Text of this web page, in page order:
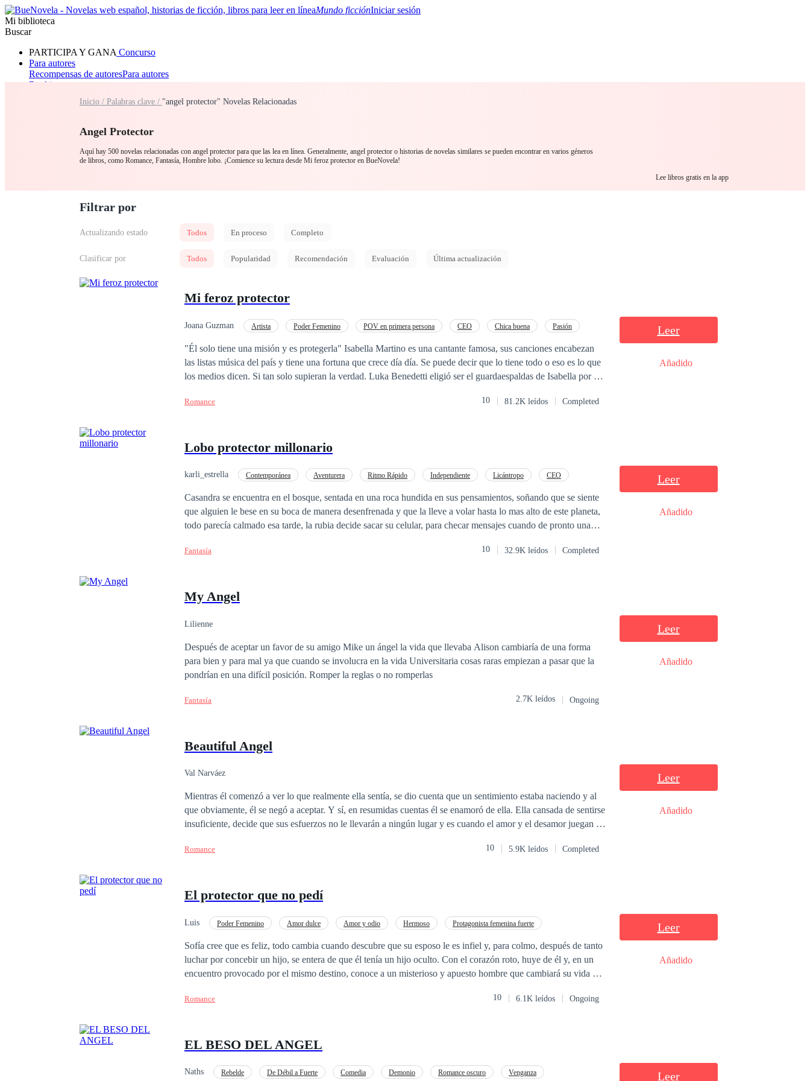
Mundo ficciónIniciar sesión
Mi biblioteca
Buscar
PARTICIPA Y GANA Concurso
Para autores
Recompensas de autoresPara autores
Ranking
RomanceHombre loboMafia
Inicio / Palabras clave / "angel protector" Novelas Relacionadas
Angel Protector
Aquí hay 500 novelas relacionadas con angel protector para que las lea en línea. Generalmente, angel protector o historias de novelas similares se pueden encontrar en varios géneros
de libros, como Romance, Fantasía, Hombre lobo. ¡Comience su lectura desde Mi feroz protector en BueNovela!
Lee libros gratis en la app
Filtrar por
Actualizando estado Todos En proceso Completo
Clasificar por Todos Popularidad Recomendación Evaluación Última actualización
Mi feroz protector
Joana Guzman Artista Poder Femenino POV en primera persona CEO Chica buena Pasión
"Él solo tiene una misión y es protegerla" Isabella Martino es una cantante famosa, sus canciones encabezan
las listas música del país y tiene una fortuna que crece día día. Se puede decir que lo tiene todo o eso es lo que
los medios dicen. Si tan solo supieran la verdad. Luka Benedetti eligió ser el guardaespaldas de Isabella por sus
Las cosas se complicaran cuando alguien comience a acosarla.
Romance 10 81.2K leídos Completed
Leer
Añadido
Lobo protector millonario
karli_estrella Contemporánea Aventurera Ritmo Rápido Independiente Licántropo
CEO
Casandra se encuentra en el bosque, sentada en una roca hundida en sus pensamientos, soñando que se siente
que alguien le bese en su boca de manera desenfrenada y que la lleve a volar hasta lo mas alto de este planeta,
todo parecía calmado esa tarde, la rubia decide sacar su celular, para checar mensajes cuando de pronto una
hombre intento tocarle, un lobo peludo brinco directamente a esa persona mordiendo su cuello, dejándole sin
su trompa, y caso seguido el lobo reacciona ante su beso y saca su lengua para su rostro, para demostrarle que
enamorado de una chica como Casandra?
Fantasía 10 32.9K leídos Completed
Leer
Añadido
My Angel
Lilienne
Después de aceptar un favor de su amigo Mike un ángel la vida que llevaba Alison cambiaría de una forma
para bien y para mal ya que cuando se involucra en la vida Universitaria cosas raras empiezan a pasar que la
pondrían en una difícil posición. Romper la reglas o no romperlas
Fantasía 2.7K leídos Ongoing
Leer
Añadido
Beautiful Angel
Val Narváez
Mientras él comenzó a ver lo que realmente ella sentía, se dio cuenta que un sentimiento estaba naciendo y al
que obviamente, él se negó a aceptar. Y sí, en resumidas cuentas él se enamoró de ella. Ella cansada de sentirse
insuficiente, decide que sus esfuerzos no le llevarán a ningún lugar y es cuando el amor y el desamor juegan un
Romance 10 5.9K leídos Completed
Leer
Añadido
El protector que no pedí
Luis Poder Femenino Amor dulce Amor y odio Hermoso
Protagonista femenina fuerte
Sofía cree que es feliz, todo cambia cuando descubre que su esposo le es infiel y, para colmo, después de tanto
luchar por concebir un hijo, se entera de que él tenía un hijo oculto. Con el corazón roto, huye de él y, en un
encuentro provocado por el mismo destino, conoce a un misterioso y apuesto hombre que cambiará su vida por
cuenta de que puede ser una mujer empoderada que lucha por lo que quiere. Aunque, para lograrlo, deberá
Romance 10 6.1K leídos Ongoing
Leer
Añadido
EL BESO DEL ANGEL
Naths Rebelde De Débil a Fuerte Comedia Demonio Romance oscuro
Venganza
Leer